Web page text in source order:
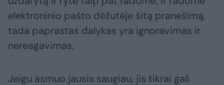
elektroninio pašto dėžutėje šitą pranešimą,
tada paprastas dalykas yra ignoravimas ir
nereagavimas.
Jeigu asmuo jausis saugiau, jis tikrai gali